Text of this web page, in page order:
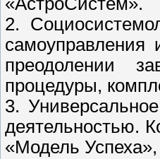
2.
самоуправления
преодолении
процедуры,
3.
деятельностью.
«Модель